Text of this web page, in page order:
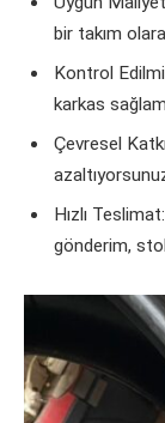
bir takım
Kontrol
karkas
Çevresel
Hızlı
gönderim,